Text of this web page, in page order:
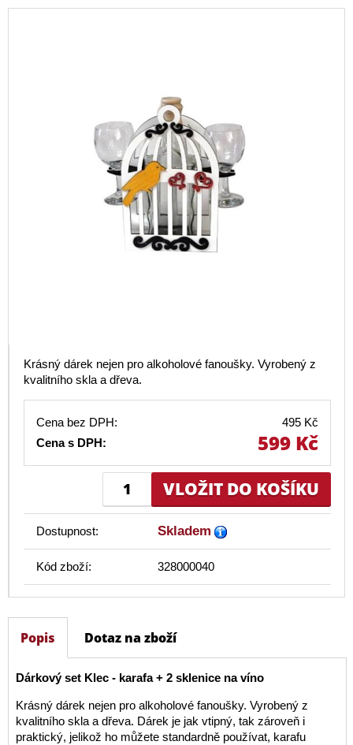
Krásný dárek nejen pro alkoholové fanoušky. Vyrobený z
kvalitního skla a dřeva.
Cena bez DPH:
495 Kč
Cena s DPH:
599 Kč
Dostupnost: Skladem
Kód zboží: 328000040
Popis Dotaz na zboží
Dárkový set Klec - karafa + 2 sklenice na víno
Krásný dárek nejen pro alkoholové fanoušky. Vyrobený z
kvalitního skla a dřeva. Dárek je jak vtipný, tak zároveň i
praktický, jelikož ho můžete standardně používat, karafu